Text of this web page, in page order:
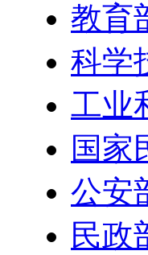
教育
科学
工业
国家
公安
民政